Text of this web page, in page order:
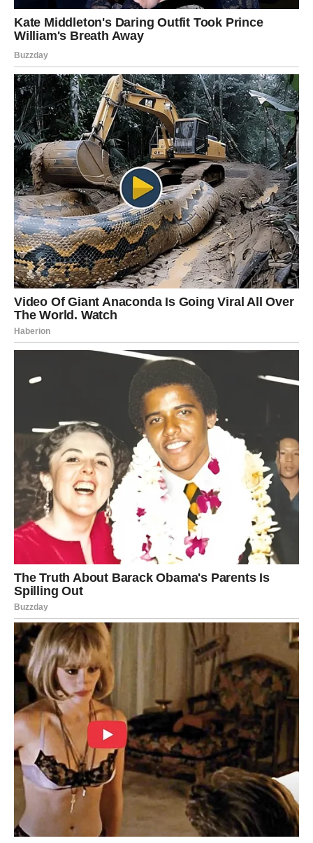
⋆ KNJIGA SA RECEPTIMA ⋆
Upiši svoj email i preuzmi BESPLATNU
i ukusnim jelima koja će osvojiti tvoje
najdraže.
Jednim klikom preuzmi knjigu s najboljim
receptima!